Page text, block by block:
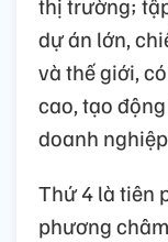
thị trường;
dự án lớn,
và thế giới,
cao, tạo
doanh
Thứ 4 là tiên
phương